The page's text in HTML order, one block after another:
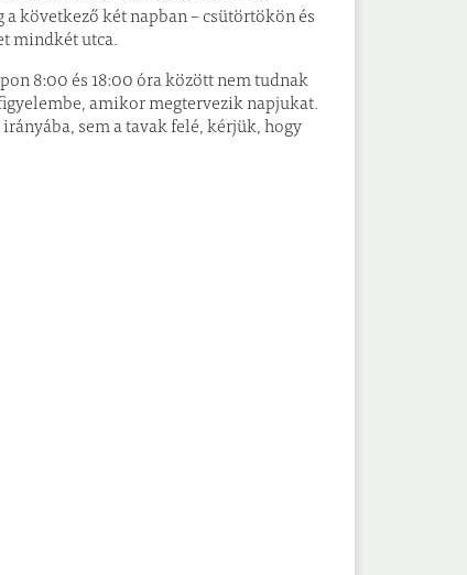
következő két napban – csütörtökön és
mindkét utca.
8:00 és 18:00 óra között nem tudnak
amikor megtervezik napjukat.
sem a tavak felé, kérjük, hogy